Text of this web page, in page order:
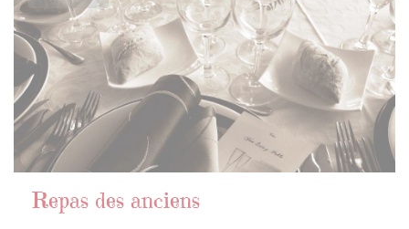
Repas des anciens